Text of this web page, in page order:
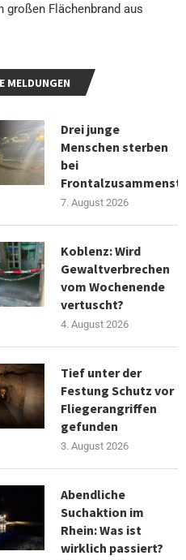
großen Flächenbrand aus
MELDUNGEN
Drei junge
Menschen sterben
bei
7. August 2026
Koblenz: Wird
Gewaltverbrechen
vom Wochenende
vertuscht?
4. August 2026
Tief unter der
Festung Schutz vor
Fliegerangriffen
gefunden
3. August 2026
Abendliche
Suchaktion im
Rhein: Was ist
wirklich passiert?